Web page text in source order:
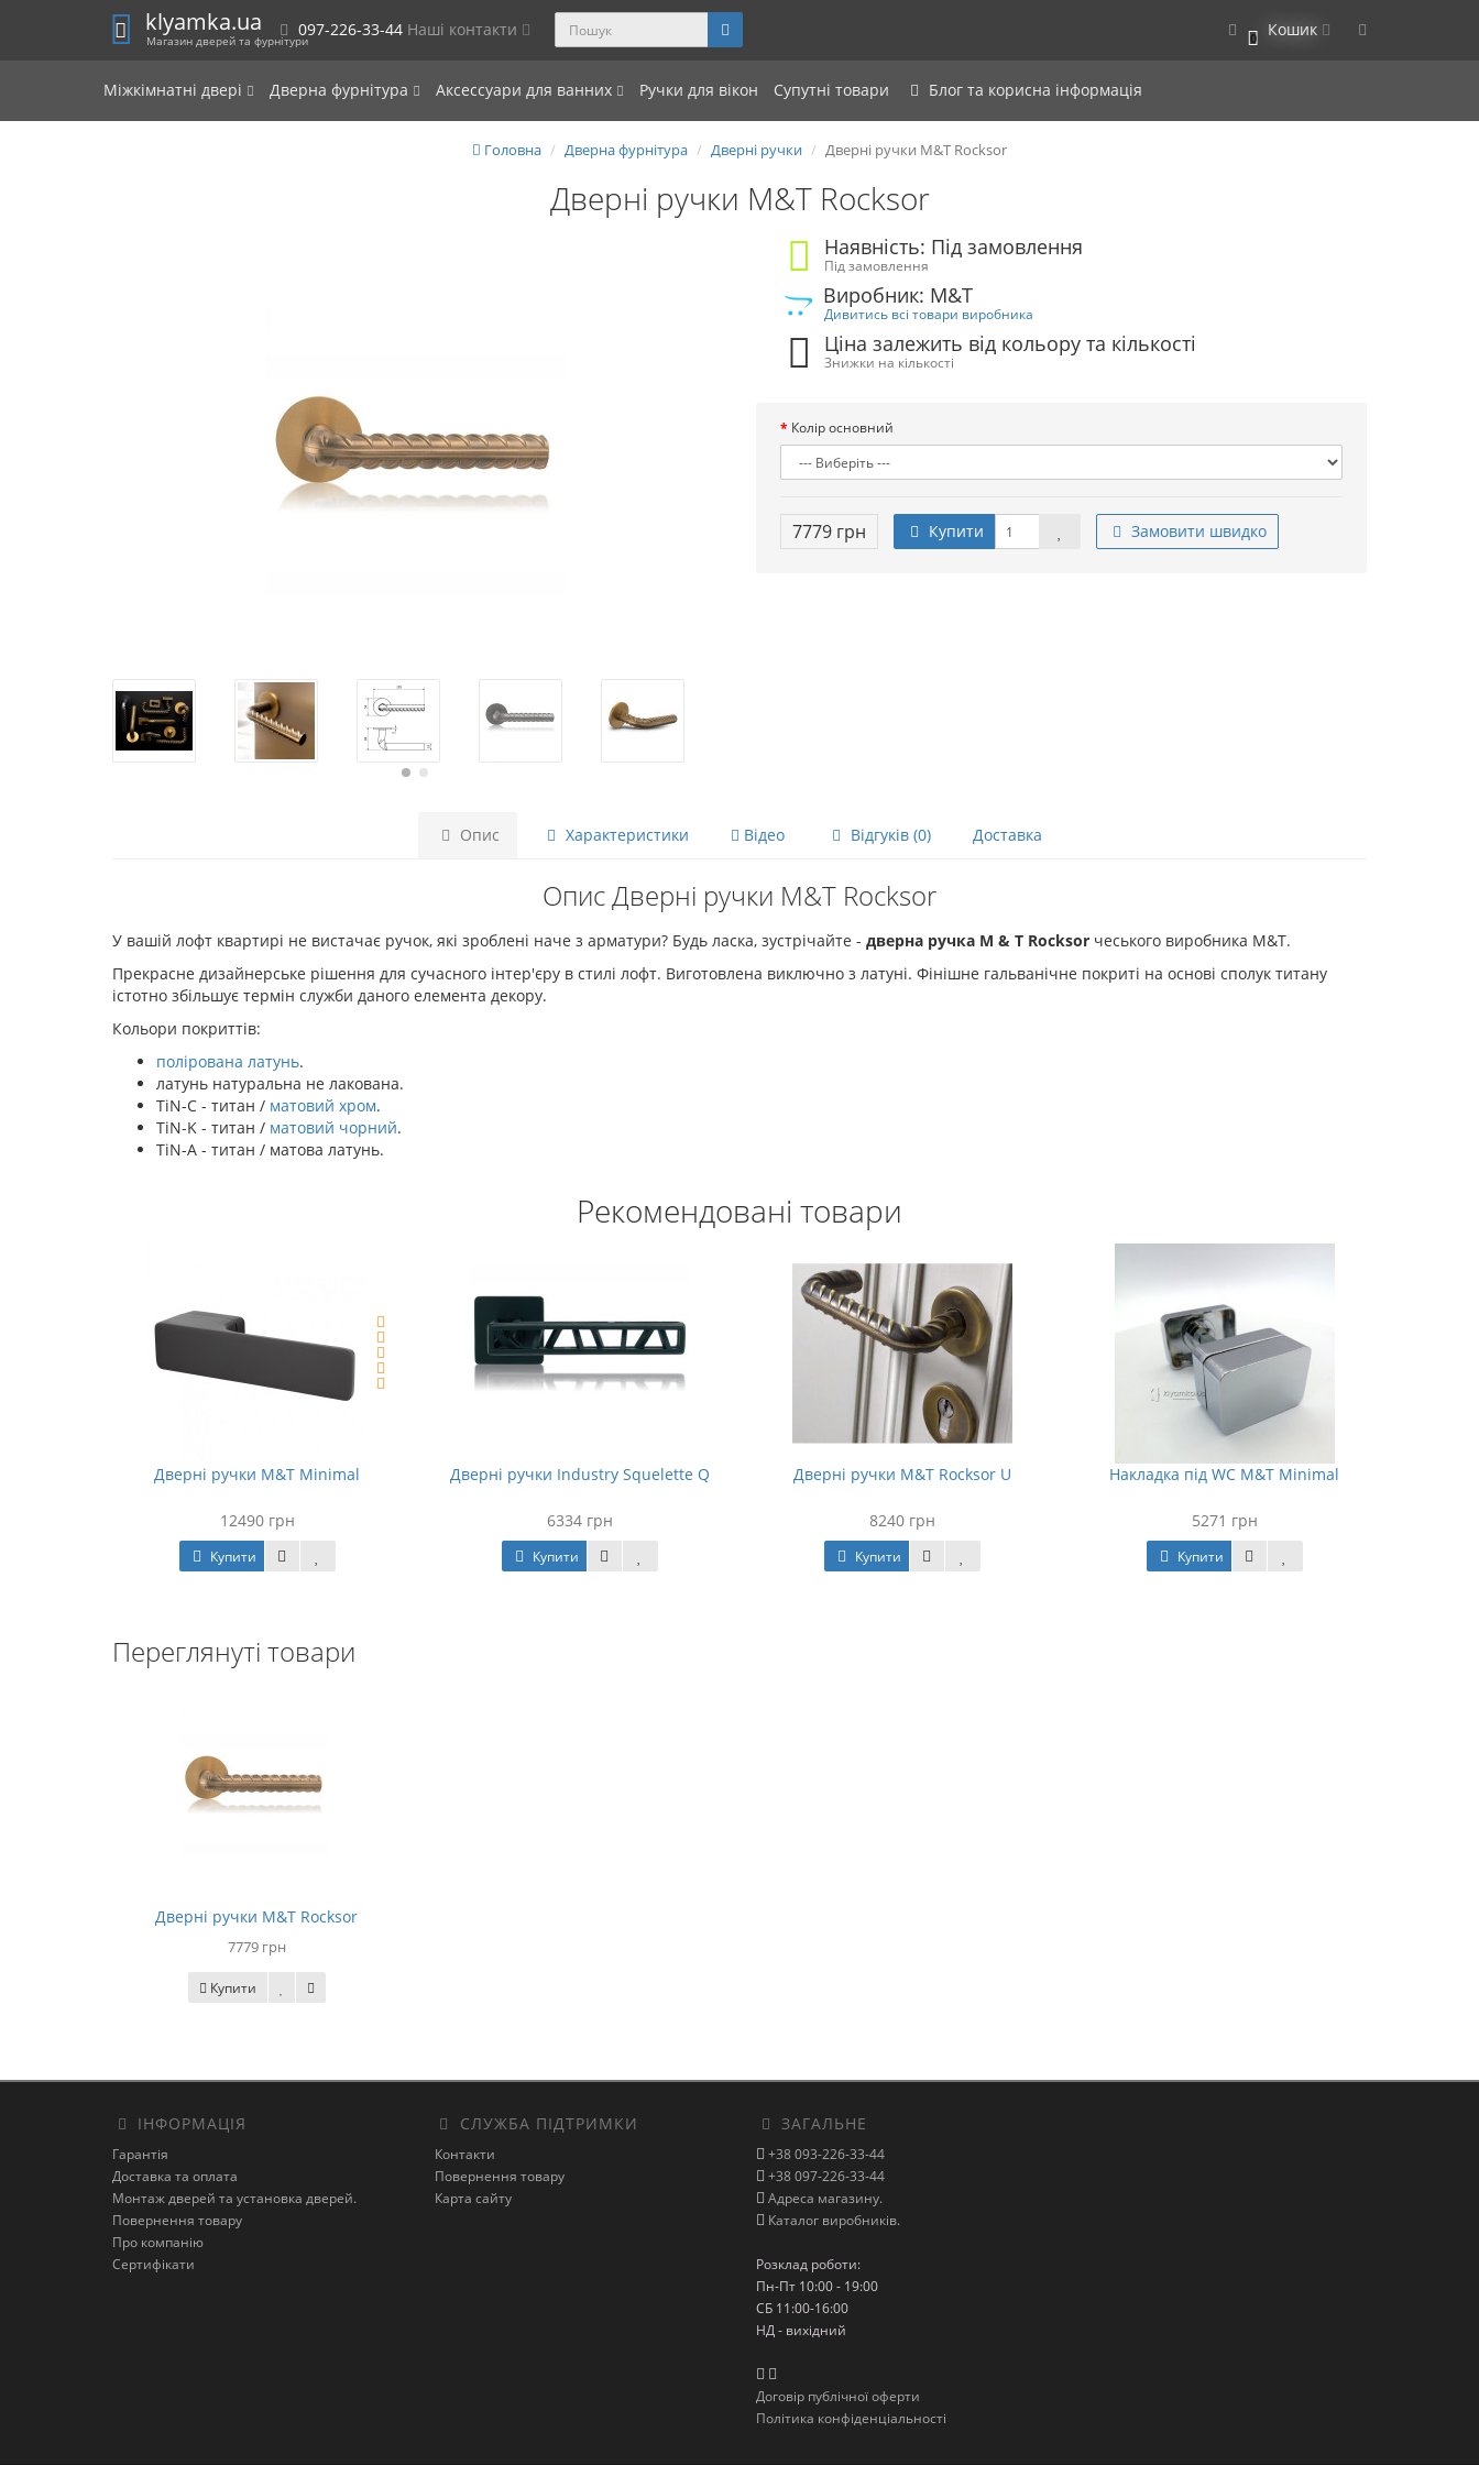
klyamka.ua
Магазин дверей та фурнітури
097-226-33-44 Наші контакти 0 Кошик
Міжкімнатні двері Дверна фурнітура Аксессуари для ванних Ручки для вікон Супутні товари Блог та корисна інформація
Головна Дверна фурнітура Дверні ручки Дверні ручки M&T Rocksor
Дверні ручки M&T Rocksor
Наявність: Під замовлення
Під замовлення
Виробник: M&T
Дивитись всі товари виробника
Ціна залежить від кольору та кількості
Знижки на кількості
Колір основний
7779 грн Купити Замовити швидко
Опис Характеристики Відео Відгуків (0) Доставка
Опис Дверні ручки M&T Rocksor
У вашій лофт квартирі не вистачає ручок, які зроблені наче з арматури? Будь ласка, зустрічайте - дверна ручка M & T Rocksor чеського виробника M&T.
Прекрасне дизайнерське рішення для сучасного інтер'єру в стилі лофт. Виготовлена виключно з латуні. Фінішне гальванічне покриті на основі сполук титану
істотно збільшує термін служби даного елемента декору.
Кольори покриттів:
полірована латунь.
латунь натуральна не лакована.
TiN-C - титан / матовий хром.
TiN-K - титан / матовий чорний.
TiN-A - титан / матова латунь.
Рекомендовані товари
Дверні ручки M&T Minimal
12490 грн
Купити
Дверні ручки Industry Squelette Q
6334 грн
Купити
Дверні ручки M&T Rocksor U
8240 грн
Купити
Накладка під WC M&T Minimal
5271 грн
Купити
Переглянуті товари
Дверні ручки M&T Rocksor
7779 грн
Купити
ІНФОРМАЦІЯ
Гарантія
Доставка та оплата
Монтаж дверей та установка дверей.
Повернення товару
Про компанію
Сертифікати
СЛУЖБА ПІДТРИМКИ
Контакти
Повернення товару
Карта сайту
ЗАГАЛЬНЕ
+38 093-226-33-44
+38 097-226-33-44
Адреса магазину.
Каталог виробників.
Розклад роботи:
Пн-Пт 10:00 - 19:00
СБ 11:00-16:00
НД - вихідний
Договір публічної оферти
Політика конфіденціальності